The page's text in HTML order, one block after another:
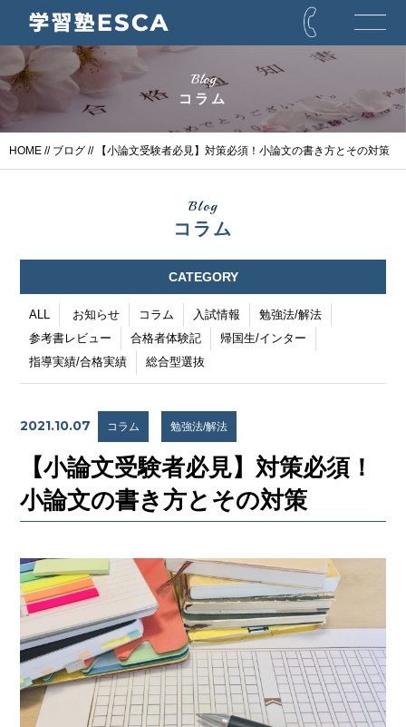
Blog
コラム
HOME // ブログ // 【小論文受験者必見】対策必須！小論文の書き方とその対策
Blog
コラム
CATEGORY
ALL お知らせ コラム 入試情報
勉強法/解法
参考書レビュー
合格者体験記
帰国生/インター
指導実績/合格実績
総合型選抜
2021.10.07 コラム 勉強法/解法
【小論文受験者必見】対策必須！
小論文の書き方とその対策